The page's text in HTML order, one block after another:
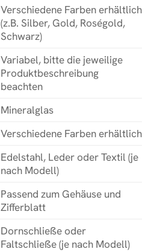
Verschiedene Farben erhältlich
(z.B. Silber, Gold, Roségold,
Schwarz)
Variabel, bitte die jeweilige
Produktbeschreibung
beachten
Mineralglas
Verschiedene Farben erhältlich
Edelstahl, Leder oder Textil (je
nach Modell)
Passend zum Gehäuse und
Zifferblatt
Dornschließe oder
Faltschließe (je nach Modell)